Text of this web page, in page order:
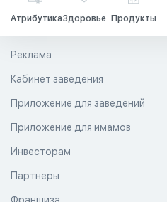
АтрибутикаЗдоровье Продукты
Реклама
Кабинет заведения
Приложение для заведений
Приложение для имамов
Инвесторам
Партнеры